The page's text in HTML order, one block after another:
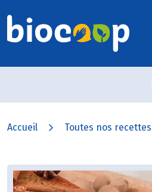
Accueil Toutes nos recettes